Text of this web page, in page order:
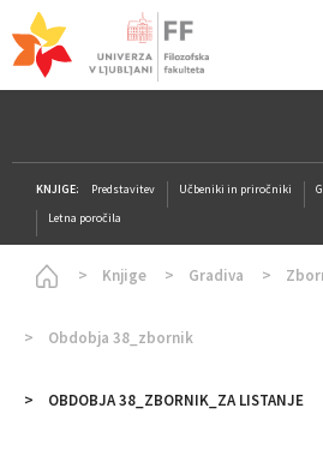
KNJIGE: Predstavitev Učbeniki in priročniki
Letna poročila
Homepage
Knjige Gradiva
Obdobja 38_zbornik
OBDOBJA 38_ZBORNIK_ZA LISTANJE